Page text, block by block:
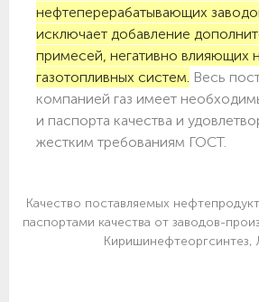
нефтеперерабатывающих
исключает добавление
примесей, негативно влияющих
газотопливных систем. Весь
компанией газ имеет
и паспорта качества и
жестким требованиям ГОСТ.
Качество поставляемых
паспортами качества от заводов-
Киришинефтеоргсинтез,